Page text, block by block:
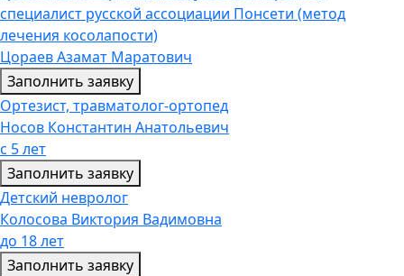
специалист русской ассоциации Понсети (метод
лечения косолапости)
Цораев Азамат Маратович
Заполнить заявку
Ортезист, травматолог-ортопед
Носов Константин Анатольевич
с 5 лет
Заполнить заявку
Детский невролог
Колосова Виктория Вадимовна
до 18 лет
Заполнить заявку